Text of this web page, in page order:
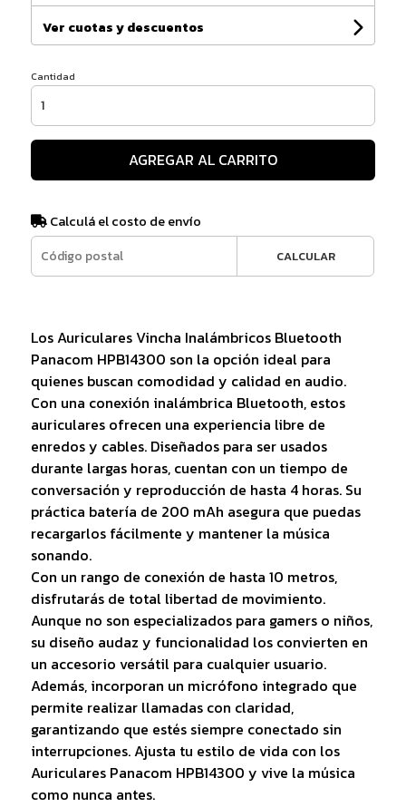
Ver cuotas y descuentos
Cantidad
AGREGAR AL CARRITO
Calculá el costo de envío
CALCULAR
Los Auriculares Vincha Inalámbricos Bluetooth
Panacom HPB14300 son la opción ideal para
quienes buscan comodidad y calidad en audio.
Con una conexión inalámbrica Bluetooth, estos
auriculares ofrecen una experiencia libre de
enredos y cables. Diseñados para ser usados
durante largas horas, cuentan con un tiempo de
conversación y reproducción de hasta 4 horas. Su
práctica batería de 200 mAh asegura que puedas
recargarlos fácilmente y mantener la música
sonando.
Con un rango de conexión de hasta 10 metros,
disfrutarás de total libertad de movimiento.
Aunque no son especializados para gamers o niños,
su diseño audaz y funcionalidad los convierten en
un accesorio versátil para cualquier usuario.
Además, incorporan un micrófono integrado que
permite realizar llamadas con claridad,
garantizando que estés siempre conectado sin
interrupciones. Ajusta tu estilo de vida con los
Auriculares Panacom HPB14300 y vive la música
como nunca antes.